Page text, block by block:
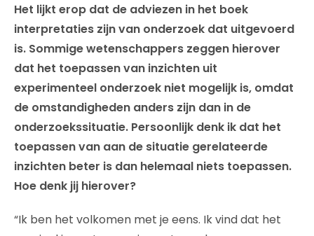
Het lijkt erop dat de adviezen in het boek
interpretaties zijn van onderzoek dat uitgevoerd
is. Sommige wetenschappers zeggen hierover
dat het toepassen van inzichten uit
experimenteel onderzoek niet mogelijk is, omdat
de omstandigheden anders zijn dan in de
onderzoekssituatie. Persoonlijk denk ik dat het
toepassen van aan de situatie gerelateerde
inzichten beter is dan helemaal niets toepassen.
Hoe denk jij hierover?
“Ik ben het volkomen met je eens. Ik vind dat het